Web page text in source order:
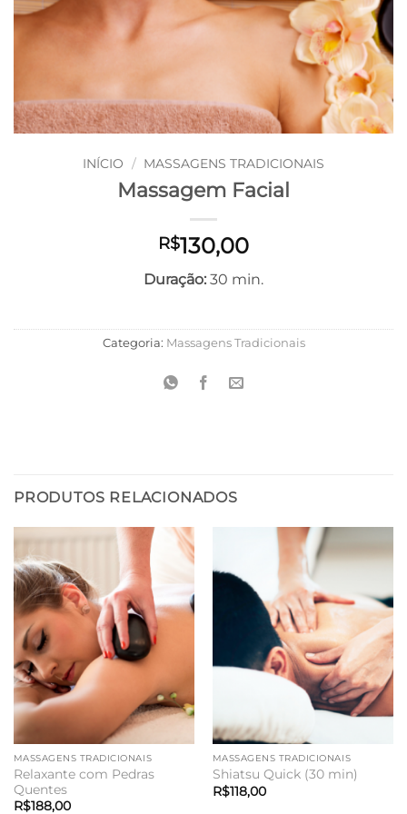
INÍCIO / MASSAGENS TRADICIONAIS
Massagem Facial
R$130,00
Duração: 30 min.
Categoria: Massagens Tradicionais
PRODUTOS RELACIONADOS
MASSAGENS TRADICIONAIS
Relaxante com Pedras
Quentes
R$188,00
MASSAGENS TRADICIONAIS
Shiatsu Quick (30 min)
R$118,00